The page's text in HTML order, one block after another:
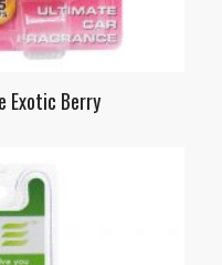
Exotic Berry